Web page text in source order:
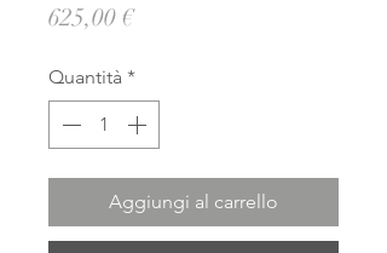
625,00 €Prezzo
Quantità *
Aggiungi al carrello